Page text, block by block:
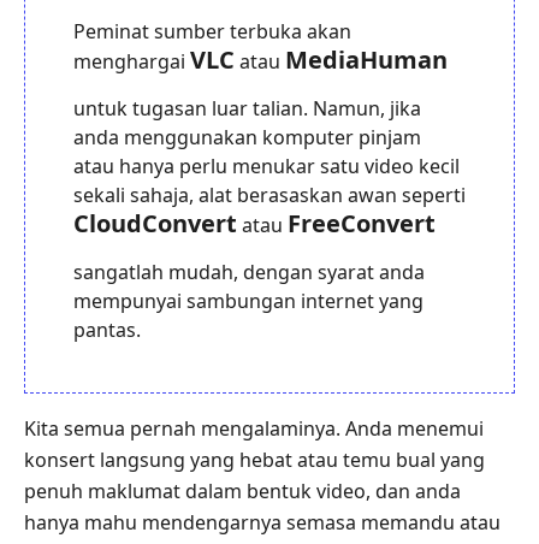
Peminat sumber terbuka akan
menghargai VLC atau MediaHuman
untuk tugasan luar talian. Namun, jika
anda menggunakan komputer pinjam
atau hanya perlu menukar satu video kecil
sekali sahaja, alat berasaskan awan seperti
CloudConvert atau FreeConvert
sangatlah mudah, dengan syarat anda
mempunyai sambungan internet yang
pantas.
Kita semua pernah mengalaminya. Anda menemui
konsert langsung yang hebat atau temu bual yang
penuh maklumat dalam bentuk video, dan anda
hanya mahu mendengarnya semasa memandu atau